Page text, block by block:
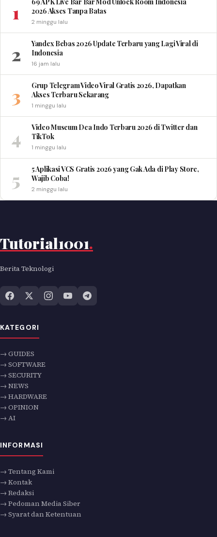
1
2026 Akses Tanpa Batas
2 minggu lalu
2
Yandex Bebas 2026 Update Terbaru yang Lagi Viral di
Indonesia
16 jam lalu
3
Grup Telegram Video Viral Gratis 2026, Dapatkan
Akses Terbaru Sekarang
1 minggu lalu
4
Video Museum Dea Indo Terbaru 2026 di Twitter dan
TikTok
1 minggu lalu
5
5 Aplikasi VCS Gratis 2026 yang Gak Ada di Play Store,
Wajib Coba!
2 minggu lalu
Tutorial1001.
Berita Teknologi
KATEGORI
→ GUIDES
→ SOFTWARE
→ SECURITY
→ NEWS
→ HARDWARE
→ OPINION
→ AI
INFORMASI
→ Tentang Kami
→ Kontak
→ Redaksi
→ Pedoman Media Siber
→ Syarat dan Ketentuan